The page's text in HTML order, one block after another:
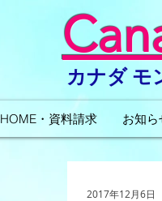
カナダ モ
HOME・資料請求 お知ら
2017年12月6日